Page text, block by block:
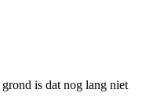
is dat nog lang niet